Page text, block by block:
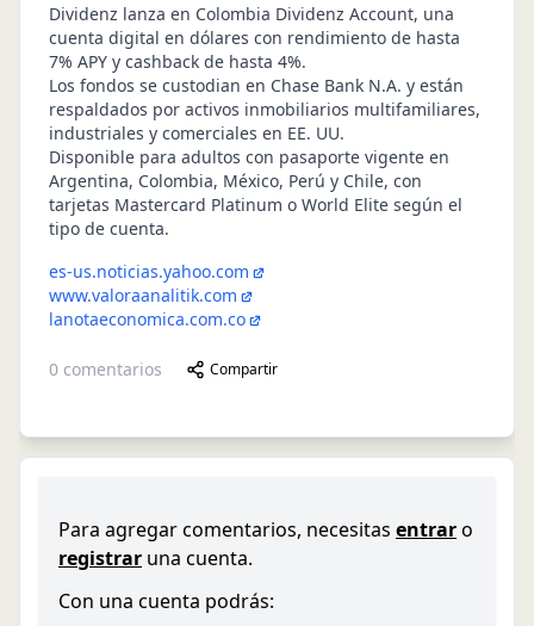
Dividenz lanza en Colombia Dividenz Account, una
cuenta digital en dólares con rendimiento de hasta
7% APY y cashback de hasta 4%.
Los fondos se custodian en Chase Bank N.A. y están
respaldados por activos inmobiliarios multifamiliares,
industriales y comerciales en EE. UU.
Disponible para adultos con pasaporte vigente en
Argentina, Colombia, México, Perú y Chile, con
tarjetas Mastercard Platinum o World Elite según el
tipo de cuenta.
es-us.noticias.yahoo.com
www.valoraanalitik.com
lanotaeconomica.com.co
0 comentarios Compartir
Para agregar comentarios, necesitas entraro
registrar una cuenta.
Con una cuenta podrás: